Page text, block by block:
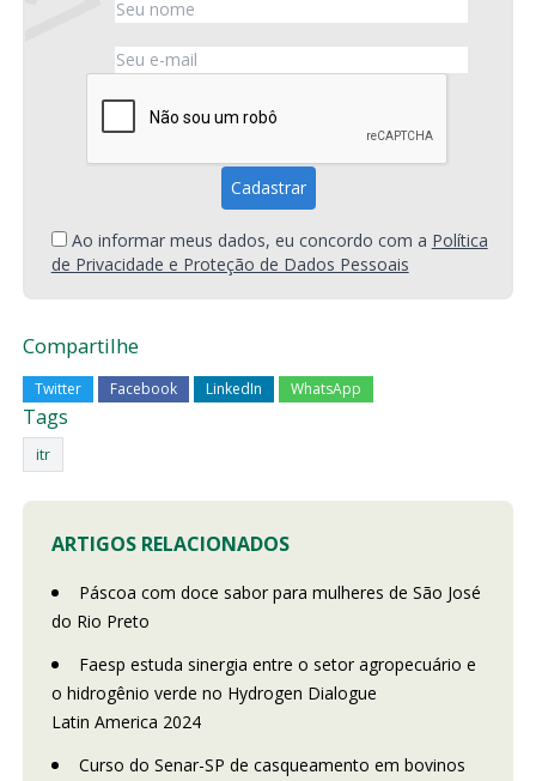
Ao informar meus dados, eu concordo com a Política
de Privacidade e Proteção de Dados Pessoais
Compartilhe
Twitter Facebook LinkedIn WhatsApp
Tags
itr
ARTIGOS RELACIONADOS
Páscoa com doce sabor para mulheres de São José
do Rio Preto
Faesp estuda sinergia entre o setor agropecuário e
o hidrogênio verde no Hydrogen Dialogue
Latin America 2024
Curso do Senar-SP de casqueamento em bovinos